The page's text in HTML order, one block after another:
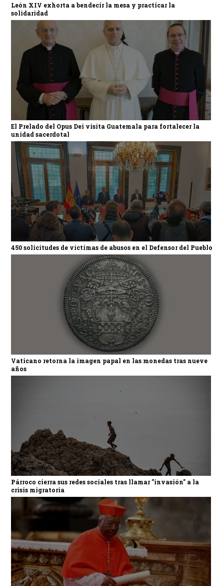
León XIV exhorta a bendecir la mesa y practicar la
solidaridad
El Prelado del Opus Dei visita Guatemala para fortalecer la
unidad sacerdotal
450 solicitudes de víctimas de abusos en el Defensor del Pueblo
Vaticano retorna la imagen papal en las monedas tras nueve
años
Párroco cierra sus redes sociales tras llamar "invasión" a la
crisis migratoria